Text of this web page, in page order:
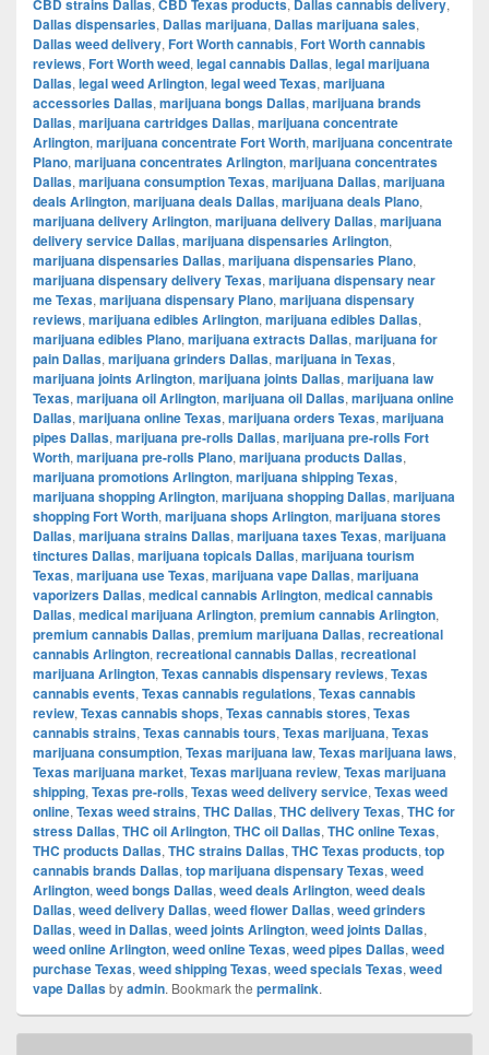
CBD strains Dallas CBD Texas products Dallas cannabis delivery
Dallas dispensaries, Dallas marijuana, Dallas marijuana sales,
Dallas weed delivery, Fort Worth cannabis, Fort Worth cannabis
reviews, Fort Worth weed, legal cannabis Dallas, legal marijuana
Dallas, legal weed Arlington, legal weed Texas, marijuana
accessories Dallas, marijuana bongs Dallas, marijuana brands
Dallas, marijuana cartridges Dallas, marijuana concentrate
Arlington, marijuana concentrate Fort Worth, marijuana concentrate
Plano, marijuana concentrates Arlington, marijuana concentrates
Dallas, marijuana consumption Texas, marijuana Dallas, marijuana
deals Arlington, marijuana deals Dallas, marijuana deals Plano,
marijuana delivery Arlington, marijuana delivery Dallas, marijuana
delivery service Dallas, marijuana dispensaries Arlington,
marijuana dispensaries Dallas, marijuana dispensaries Plano,
marijuana dispensary delivery Texas, marijuana dispensary near
me Texas, marijuana dispensary Plano, marijuana dispensary
reviews, marijuana edibles Arlington, marijuana edibles Dallas,
marijuana edibles Plano, marijuana extracts Dallas, marijuana for
pain Dallas, marijuana grinders Dallas, marijuana in Texas,
marijuana joints Arlington, marijuana joints Dallas, marijuana law
Texas, marijuana oil Arlington, marijuana oil Dallas, marijuana online
Dallas, marijuana online Texas, marijuana orders Texas, marijuana
pipes Dallas, marijuana pre-rolls Dallas, marijuana pre-rolls Fort
Worth, marijuana pre-rolls Plano, marijuana products Dallas,
marijuana promotions Arlington, marijuana shipping Texas,
marijuana shopping Arlington, marijuana shopping Dallas, marijuana
shopping Fort Worth, marijuana shops Arlington, marijuana stores
Dallas, marijuana strains Dallas, marijuana taxes Texas, marijuana
tinctures Dallas, marijuana topicals Dallas, marijuana tourism
Texas, marijuana use Texas, marijuana vape Dallas, marijuana
vaporizers Dallas, medical cannabis Arlington, medical cannabis
Dallas, medical marijuana Arlington, premium cannabis Arlington,
premium cannabis Dallas, premium marijuana Dallas, recreational
cannabis Arlington, recreational cannabis Dallas, recreational
marijuana Arlington, Texas cannabis dispensary reviews, Texas
cannabis events, Texas cannabis regulations, Texas cannabis
review, Texas cannabis shops, Texas cannabis stores, Texas
cannabis strains, Texas cannabis tours, Texas marijuana, Texas
marijuana consumption, Texas marijuana law, Texas marijuana laws,
Texas marijuana market, Texas marijuana review, Texas marijuana
shipping, Texas pre-rolls, Texas weed delivery service, Texas weed
online, Texas weed strains, THC Dallas, THC delivery Texas, THC for
stress Dallas, THC oil Arlington, THC oil Dallas, THC online Texas,
THC products Dallas, THC strains Dallas, THC Texas products, top
cannabis brands Dallas, top marijuana dispensary Texas, weed
Arlington, weed bongs Dallas, weed deals Arlington, weed deals
Dallas, weed delivery Dallas, weed flower Dallas, weed grinders
Dallas, weed in Dallas, weed joints Arlington, weed joints Dallas,
weed online Arlington, weed online Texas, weed pipes Dallas, weed
purchase Texas, weed shipping Texas, weed specials Texas, weed
vape Dallasbyadmin. Bookmark the permalink.